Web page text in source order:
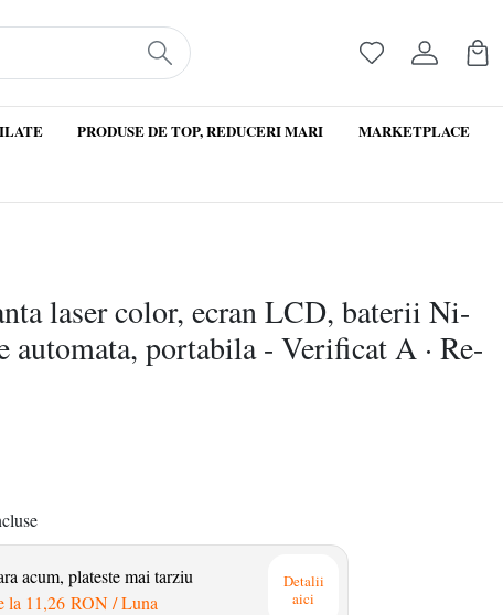
PRODUSE DE TOP, REDUCERI MARI MARKETPLACE
laser color, ecran LCD, baterii Ni-
portabila - Verificat A · Re-
acum, plateste mai tarziu
la 11,26 RON/ Luna
Detalii
aici